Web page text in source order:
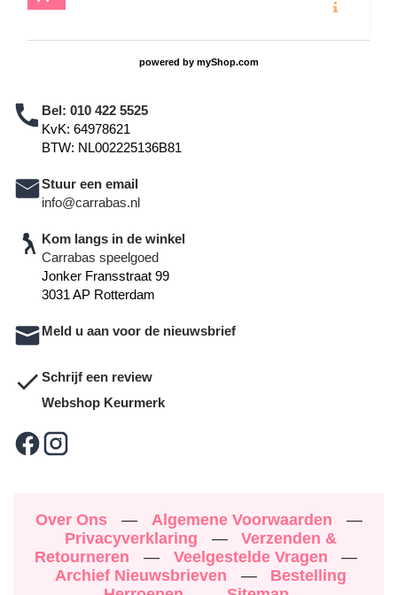
powered by myShop.com
Bel: 010 422 5525
KvK: 64978621
BTW: NL002225136B81
Stuur een email
info@carrabas.nl
Kom langs in de winkel
Carrabas speelgoed
Jonker Fransstraat 99
3031 AP Rotterdam
Meld u aan voor de nieuwsbrief
Schrijf een review
Webshop Keurmerk
Over Ons — Algemene Voorwaarden
—
Privacyverklaring
—
Verzenden &
Retourneren
— Veelgestelde Vragen
—
Archief Nieuwsbrieven
—
Bestelling